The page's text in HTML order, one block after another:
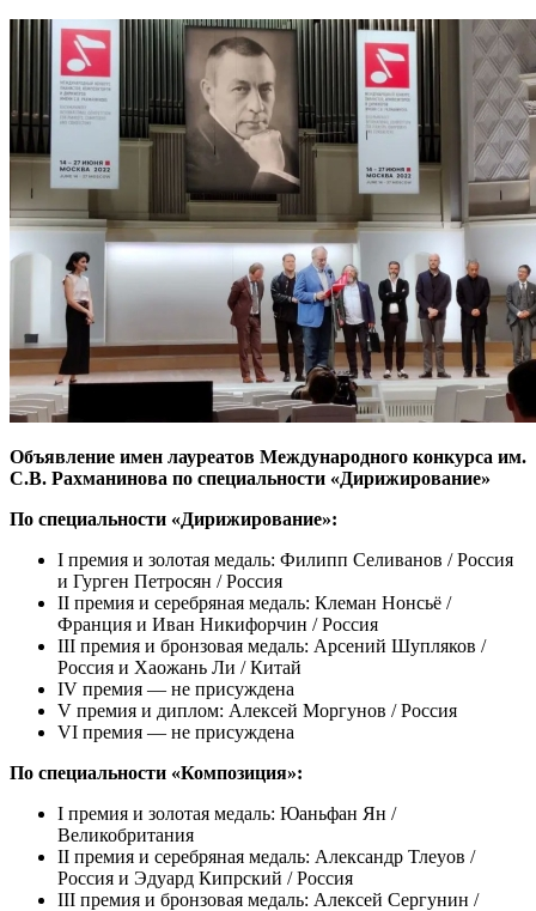
Объявление имен лауреатов Международного конкурса им.
С.В. Рахманинова по специальности «Дирижирование»
По специальности «Дирижирование»:
I премия и золотая медаль: Филипп Селиванов / Россия
и Гурген Петросян / Россия
II премия и серебряная медаль: Клеман Нонсьё /
Франция и Иван Никифорчин / Россия
III премия и бронзовая медаль: Арсений Шупляков /
Россия и Хаожань Ли / Китай
IV премия — не присуждена
V премия и диплом: Алексей Моргунов / Россия
VI премия — не присуждена
По специальности «Композиция»:
I премия и золотая медаль: Юаньфан Ян /
Великобритания
II премия и серебряная медаль: Александр Тлеуов /
Россия и Эдуард Кипрский / Россия
III премия и бронзовая медаль: Алексей Сергунин /